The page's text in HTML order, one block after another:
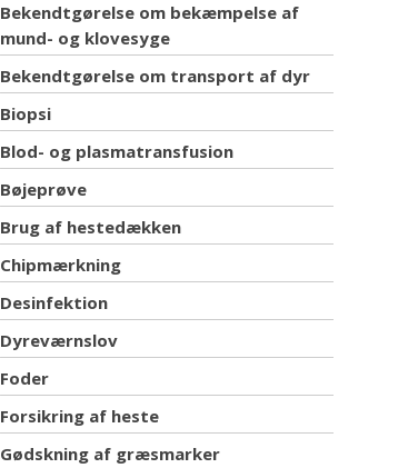
Bekendtgørelse om bekæmpelse af
mund- og klovesyge
Bekendtgørelse om transport af dyr
Biopsi
Blod- og plasmatransfusion
Bøjeprøve
Brug af hestedækken
Chipmærkning
Desinfektion
Dyreværnslov
Foder
Forsikring af heste
Gødskning af græsmarker